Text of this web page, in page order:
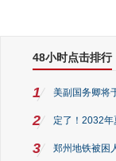
48小时点击排行
1 美副国务卿将
2 定了！2032
3 郑州地铁被困